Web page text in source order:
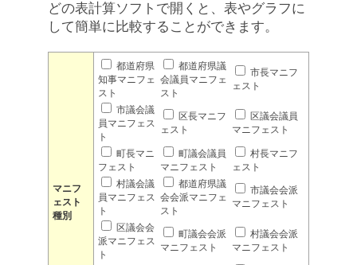
どの表計算ソフトで開くと、表やグラフに
して簡単に比較することができます。
マニフ
ェスト
種別
都道府県
知事マニフェ
スト
都道府県議
会議員マニフェ
スト
市長マニフ
ェスト
市議会議
員マニフェス
ト
区長マニフ
ェスト
区議会議員
マニフェスト
町長マニ
フェスト
町議会議員
マニフェスト
村長マニフ
ェスト
村議会議
員マニフェス
ト
都道府県議
会会派マニフェ
スト
市議会会派
マニフェスト
区議会会
派マニフェス
ト
町議会会派
マニフェスト
村議会会派
マニフェスト